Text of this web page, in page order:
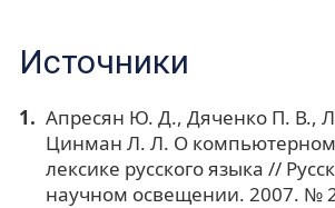
Источники
Апресян Ю. Д., Дяченко П. В.,
Цинман Л. Л. О
лексике русского языка //
научном освещении. 2007. №